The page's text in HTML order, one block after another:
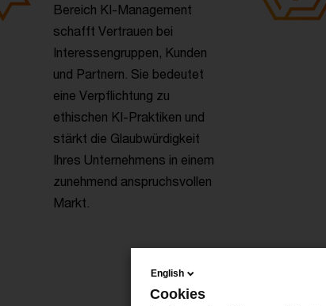
Bereich KI-Management
schafft Vertrauen bei
Interessengruppen, Kunden
und Partnern. Sie bedeutet
eine Verpflichtung zu
ethischen KI-Praktiken und
stärkt die Glaubwürdigkeit
Ihres Unternehmens in einem
zunehmend anspruchsvollen
Markt.
English
Cookies